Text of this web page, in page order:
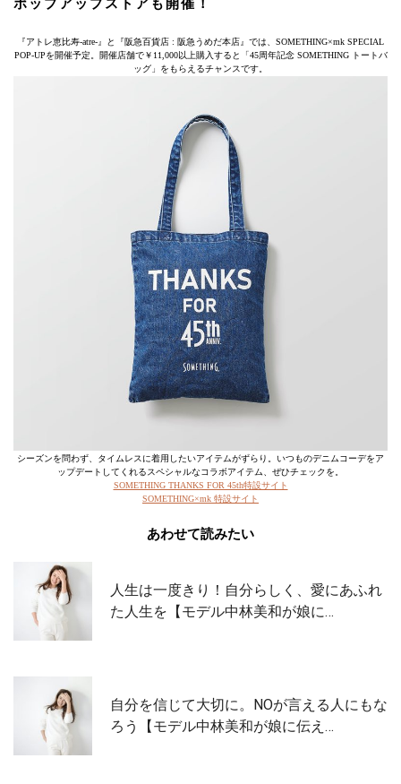
ポップアップストアも開催！
『アトレ恵比寿-atre-』と『阪急百貨店 : 阪急うめだ本店』では、SOMETHING×mk SPECIAL
POP-UPを開催予定。開催店舗で￥11,000以上購入すると「45周年記念 SOMETHING トートバ
ッグ」をもらえるチャンスです。
シーズンを問わず、タイムレスに着用したいアイテムがずらり。いつものデニムコーデをア
ップデートしてくれるスペシャルなコラボアイテム、ぜひチェックを。
SOMETHING THANKS FOR 45th特設サイト
SOMETHING×mk 特設サイト
あわせて読みたい
人生は一度きり！自分らしく、愛にあふれ
た人生を【モデル中林美和が娘に…
自分を信じて大切に。NOが言える人にもな
ろう【モデル中林美和が娘に伝え…